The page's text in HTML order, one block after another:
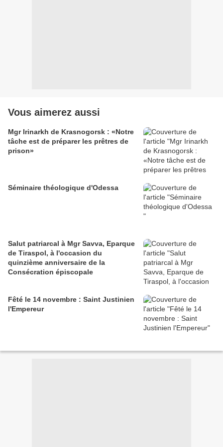
Vous aimerez aussi
Mgr Irinarkh de Krasnogorsk : «Notre
tâche est de préparer les prêtres de
prison»
Séminaire théologique d'Odessa
Salut patriarcal à Mgr Savva, Eparque
de Tiraspol, à l'occasion du
quinzième anniversaire de la
Consécration épiscopale
Fêté le 14 novembre : Saint Justinien
l'Empereur